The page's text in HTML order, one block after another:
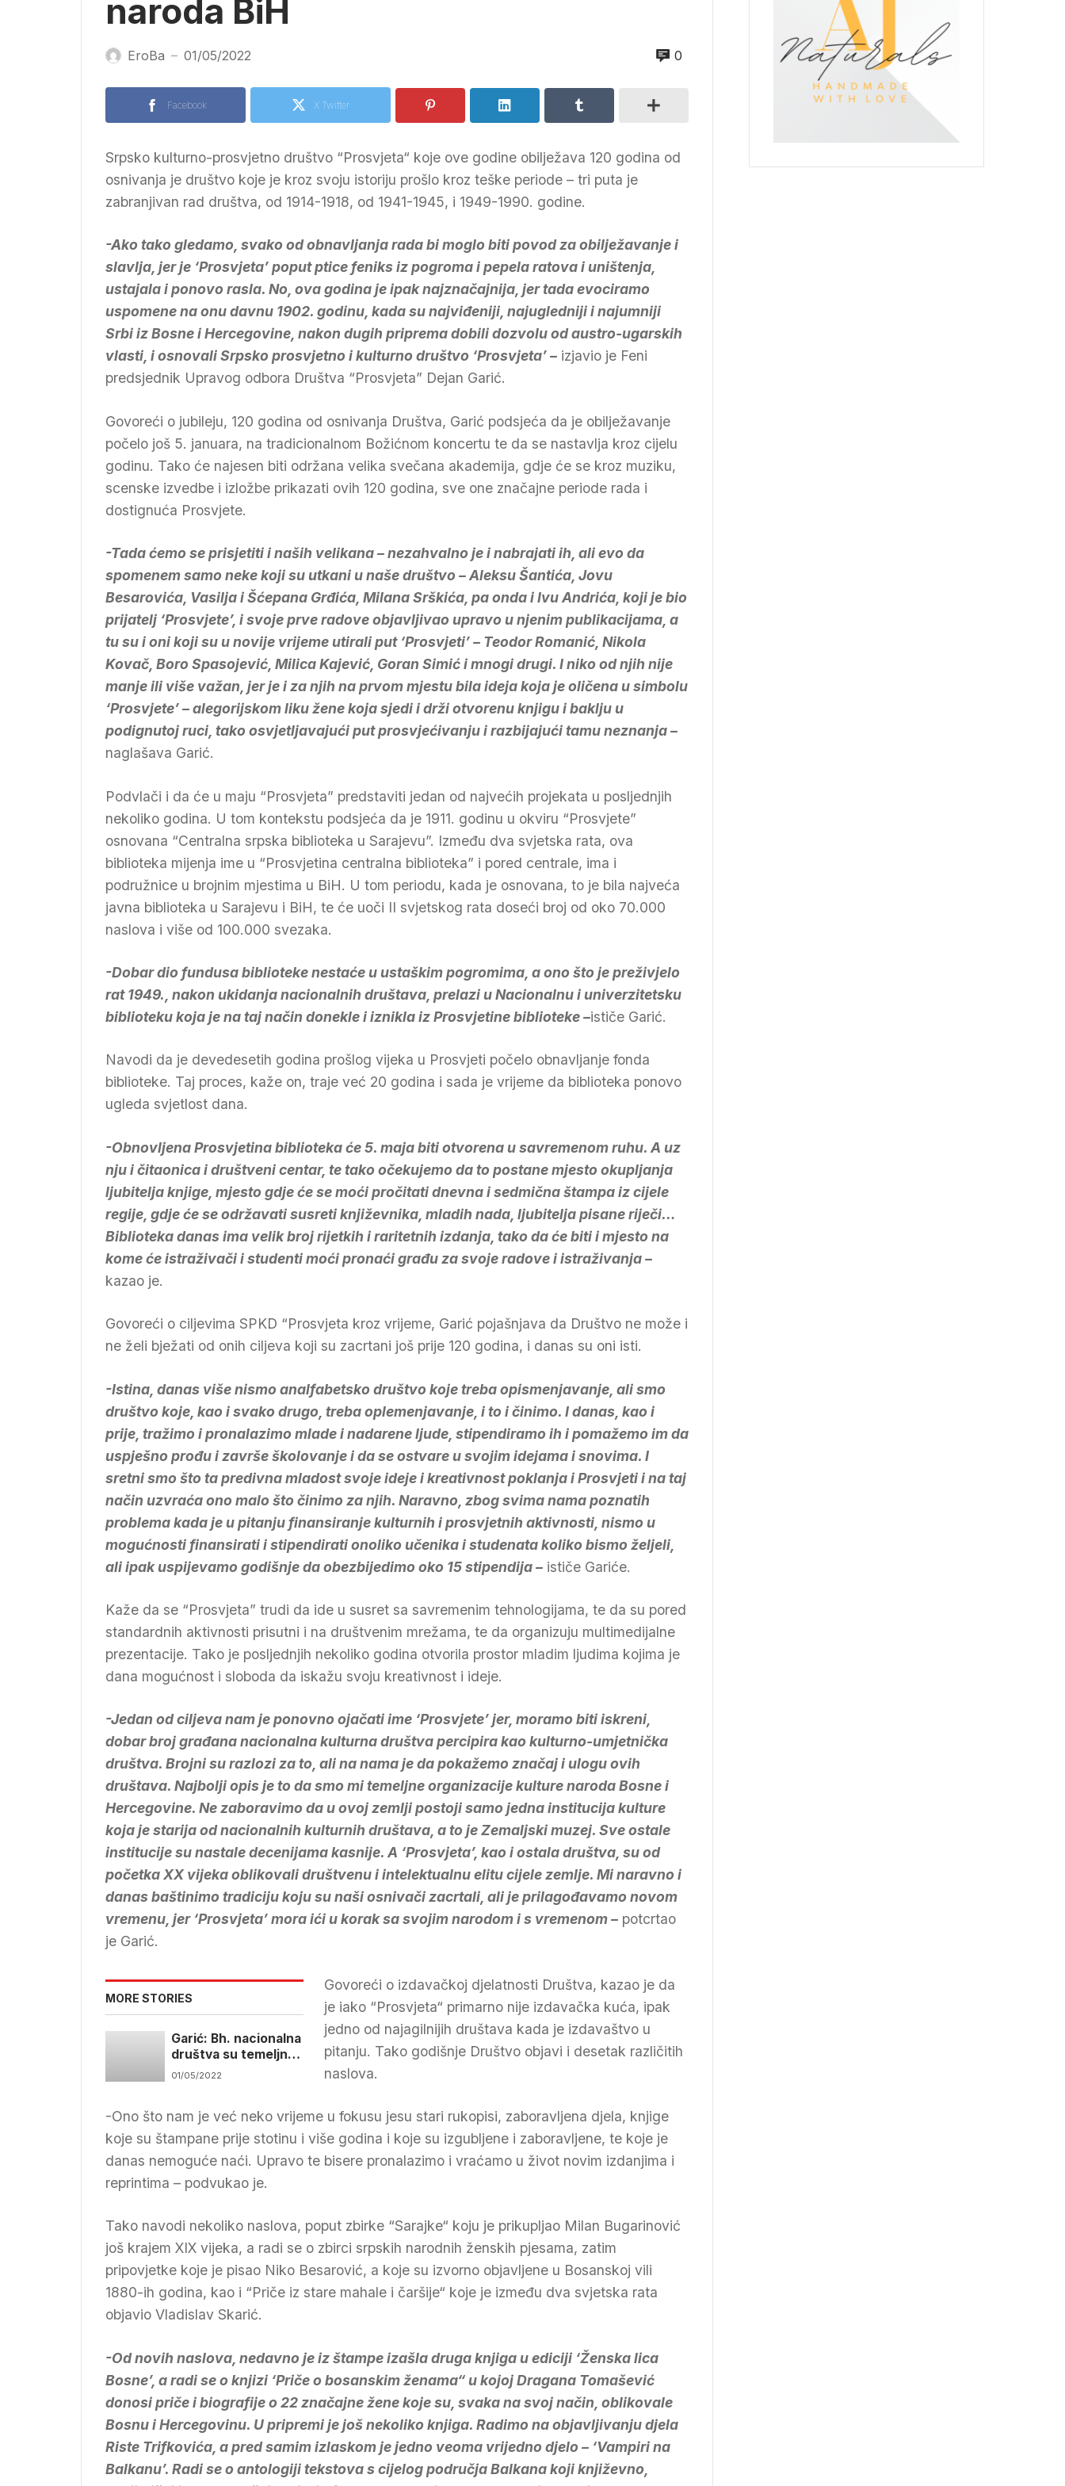
naroda BiH
EroBa — 01/05/2022 0
Facebook X Twitter
Srpsko kulturno-prosvjetno društvo “Prosvjeta“ koje ove godine obilježava 120 godina od
osnivanja je društvo koje je kroz svoju istoriju prošlo kroz teške periode – tri puta je
zabranjivan rad društva, od 1914-1918, od 1941-1945, i 1949-1990. godine.
-Ako tako gledamo, svako od obnavljanja rada bi moglo biti povod za obilježavanje i
slavlja, jer je ‘Prosvjeta’ poput ptice feniks iz pogroma i pepela ratova i uništenja,
ustajala i ponovo rasla. No, ova godina je ipak najznačajnija, jer tada evociramo
uspomene na onu davnu 1902. godinu, kada su najviđeniji, najugledniji i najumniji
Srbi iz Bosne i Hercegovine, nakon dugih priprema dobili dozvolu od austro-ugarskih
vlasti, i osnovali Srpsko prosvjetno i kulturno društvo ‘Prosvjeta’ – izjavio je Feni
predsjednik Upravog odbora Društva “Prosvjeta” Dejan Garić.
Govoreći o jubileju, 120 godina od osnivanja Društva, Garić podsjeća da je obilježavanje
počelo još 5. januara, na tradicionalnom Božićnom koncertu te da se nastavlja kroz cijelu
godinu. Tako će najesen biti održana velika svečana akademija, gdje će se kroz muziku,
scenske izvedbe i izložbe prikazati ovih 120 godina, sve one značajne periode rada i
dostignuća Prosvjete.
-Tada ćemo se prisjetiti i naših velikana – nezahvalno je i nabrajati ih, ali evo da
spomenem samo neke koji su utkani u naše društvo – Aleksu Šantića, Jovu
Besarovića, Vasilja i Šćepana Grđića, Milana Srškića, pa onda i Ivu Andrića, koji je bio
prijatelj ‘Prosvjete’, i svoje prve radove objavljivao upravo u njenim publikacijama, a
tu su i oni koji su u novije vrijeme utirali put ‘Prosvjeti’ – Teodor Romanić, Nikola
Kovač, Boro Spasojević, Milica Kajević, Goran Simić i mnogi drugi. I niko od njih nije
manje ili više važan, jer je i za njih na prvom mjestu bila ideja koja je oličena u simbolu
‘Prosvjete’ – alegorijskom liku žene koja sjedi i drži otvorenu knjigu i baklju u
podignutoj ruci, tako osvjetljavajući put prosvjećivanju i razbijajući tamu neznanja –
naglašava Garić.
Podvlači i da će u maju “Prosvjeta” predstaviti jedan od najvećih projekata u posljednjih
nekoliko godina. U tom kontekstu podsjeća da je 1911. godinu u okviru “Prosvjete”
osnovana “Centralna srpska biblioteka u Sarajevu”. Između dva svjetska rata, ova
biblioteka mijenja ime u “Prosvjetina centralna biblioteka” i pored centrale, ima i
podružnice u brojnim mjestima u BiH. U tom periodu, kada je osnovana, to je bila najveća
javna biblioteka u Sarajevu i BiH, te će uoči II svjetskog rata doseći broj od oko 70.000
naslova i više od 100.000 svezaka.
-Dobar dio fundusa biblioteke nestaće u ustaškim pogromima, a ono što je preživjelo
rat 1949., nakon ukidanja nacionalnih društava, prelazi u Nacionalnu i univerzitetsku
biblioteku koja je na taj način donekle i iznikla iz Prosvjetine biblioteke –ističe Garić.
Navodi da je devedesetih godina prošlog vijeka u Prosvjeti počelo obnavljanje fonda
biblioteke. Taj proces, kaže on, traje već 20 godina i sada je vrijeme da biblioteka ponovo
ugleda svjetlost dana.
-Obnovljena Prosvjetina biblioteka će 5. maja biti otvorena u savremenom ruhu. A uz
nju i čitaonica i društveni centar, te tako očekujemo da to postane mjesto okupljanja
ljubitelja knjige, mjesto gdje će se moći pročitati dnevna i sedmična štampa iz cijele
regije, gdje će se održavati susreti književnika, mladih nada, ljubitelja pisane riječi…
Biblioteka danas ima velik broj rijetkih i raritetnih izdanja, tako da će biti i mjesto na
kome će istraživači i studenti moći pronaći građu za svoje radove i istraživanja –
kazao je.
Govoreći o ciljevima SPKD “Prosvjeta kroz vrijeme, Garić pojašnjava da Društvo ne može i
ne želi bježati od onih ciljeva koji su zacrtani još prije 120 godina, i danas su oni isti.
-Istina, danas više nismo analfabetsko društvo koje treba opismenjavanje, ali smo
društvo koje, kao i svako drugo, treba oplemenjavanje, i to i činimo. I danas, kao i
prije, tražimo i pronalazimo mlade i nadarene ljude, stipendiramo ih i pomažemo im da
uspješno prođu i završe školovanje i da se ostvare u svojim idejama i snovima. I
sretni smo što ta predivna mladost svoje ideje i kreativnost poklanja i Prosvjeti i na taj
način uzvraća ono malo što činimo za njih. Naravno, zbog svima nama poznatih
problema kada je u pitanju finansiranje kulturnih i prosvjetnih aktivnosti, nismo u
mogućnosti finansirati i stipendirati onoliko učenika i studenata koliko bismo željeli,
ali ipak uspijevamo godišnje da obezbijedimo oko 15 stipendija – ističe Gariće.
Kaže da se “Prosvjeta” trudi da ide u susret sa savremenim tehnologijama, te da su pored
standardnih aktivnosti prisutni i na društvenim mrežama, te da organizuju multimedijalne
prezentacije. Tako je posljednjih nekoliko godina otvorila prostor mladim ljudima kojima je
dana mogućnost i sloboda da iskažu svoju kreativnost i ideje.
-Jedan od ciljeva nam je ponovno ojačati ime ‘Prosvjete’ jer, moramo biti iskreni,
dobar broj građana nacionalna kulturna društva percipira kao kulturno-umjetnička
društva. Brojni su razlozi za to, ali na nama je da pokažemo značaj i ulogu ovih
društava. Najbolji opis je to da smo mi temeljne organizacije kulture naroda Bosne i
Hercegovine. Ne zaboravimo da u ovoj zemlji postoji samo jedna institucija kulture
koja je starija od nacionalnih kulturnih društava, a to je Zemaljski muzej. Sve ostale
institucije su nastale decenijama kasnije. A ‘Prosvjeta’, kao i ostala društva, su od
početka XX vijeka oblikovali društvenu i intelektualnu elitu cijele zemlje. Mi naravno i
danas baštinimo tradiciju koju su naši osnivači zacrtali, ali je prilagođavamo novom
vremenu, jer ‘Prosvjeta’ mora ići u korak sa svojim narodom i s vremenom – potcrtao
je Garić.
MORE STORIES
Garić: Bh. nacionalna
društva su temeljne
organizacije kulture
01/05/2022
Govoreći o izdavačkoj djelatnosti Društva, kazao je da
je iako “Prosvjeta“ primarno nije izdavačka kuća, ipak
jedno od najagilnijih društava kada je izdavaštvo u
pitanju. Tako godišnje Društvo objavi i desetak različitih
naslova.
-Ono što nam je već neko vrijeme u fokusu jesu stari rukopisi, zaboravljena djela, knjige
koje su štampane prije stotinu i više godina i koje su izgubljene i zaboravljene, te koje je
danas nemoguće naći. Upravo te bisere pronalazimo i vraćamo u život novim izdanjima i
reprintima – podvukao je.
Tako navodi nekoliko naslova, poput zbirke “Sarajke“ koju je prikupljao Milan Bugarinović
još krajem XIX vijeka, a radi se o zbirci srpskih narodnih ženskih pjesama, zatim
pripovjetke koje je pisao Niko Besarović, a koje su izvorno objavljene u Bosanskoj vili
1880-ih godina, kao i “Priče iz stare mahale i čaršije“ koje je između dva svjetska rata
objavio Vladislav Skarić.
-Od novih naslova, nedavno je iz štampe izašla druga knjiga u ediciji ‘Ženska lica
Bosne’, a radi se o knjizi ‘Priče o bosanskim ženama“ u kojoj Dragana Tomašević
donosi priče i biografije o 22 značajne žene koje su, svaka na svoj način, oblikovale
Bosnu i Hercegovinu. U pripremi je još nekoliko knjiga. Radimo na objavljivanju djela
Riste Trifkovića, a pred samim izlaskom je jedno veoma vrijedno djelo – ‘Vampiri na
Balkanu’. Radi se o antologiji tekstova s cijelog područja Balkana koji književno,